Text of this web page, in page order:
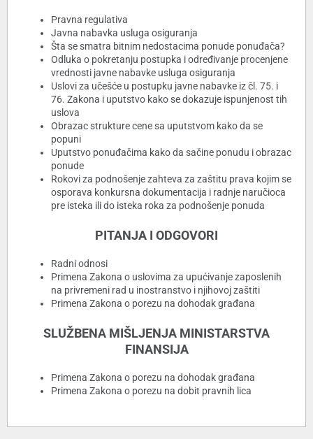
Pravna regulativa
Javna nabavka usluga osiguranja
Šta se smatra bitnim nedostacima ponude ponuđača?
Odluka o pokretanju postupka i određivanje procenjene
vrednosti javne nabavke usluga osiguranja
Uslovi za učešće u postupku javne nabavke iz čl. 75. i
76. Zakona i uputstvo kako se dokazuje ispunjenost tih
uslova
Obrazac strukture cene sa uputstvom kako da se
popuni
Uputstvo ponuđačima kako da sačine ponudu i obrazac
ponude
Rokovi za podnošenje zahteva za zaštitu prava kojim se
osporava konkursna dokumentacija i radnje naručioca
pre isteka ili do isteka roka za podnošenje ponuda
PITANJA I ODGOVORI
Radni odnosi
Primena Zakona o uslovima za upućivanje zaposlenih
na privremeni rad u inostranstvo i njihovoj zaštiti
Primena Zakona o porezu na dohodak građana
SLUŽBENA MIŠLJENJA MINISTARSTVA
FINANSIJA
Primena Zakona o porezu na dohodak građana
Primena Zakona o porezu na dobit pravnih lica